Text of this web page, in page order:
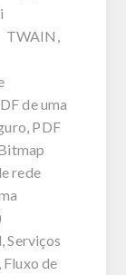
TWAIN,
de uma
PDF
rede
de